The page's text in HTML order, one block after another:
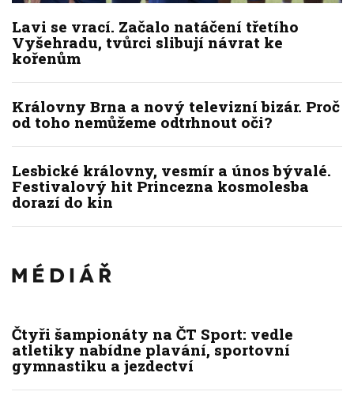
Lavi se vrací. Začalo natáčení třetího
Vyšehradu, tvůrci slibují návrat ke
kořenům
Královny Brna a nový televizní bizár. Proč
od toho nemůžeme odtrhnout oči?
Lesbické královny, vesmír a únos bývalé.
Festivalový hit Princezna kosmolesba
dorazí do kin
Čtyři šampionáty na ČT Sport: vedle
atletiky nabídne plavání, sportovní
gymnastiku a jezdectví